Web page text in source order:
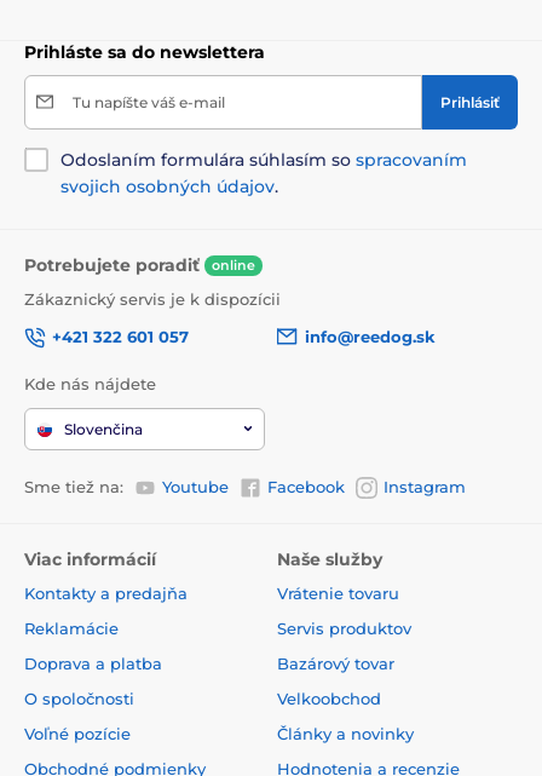
Prihláste sa do newslettera
Tu napíšte váš e-mail Prihlásiť
Odoslaním formulára súhlasím so spracovaním
svojich osobných údajov.
Potrebujete poradiť online
Zákaznický servis je k dispozícii
+421 322 601 057
info@reedog.sk
Kde nás nájdete
Slovenčina
Sme tiež na: Youtube Facebook Instagram
Viac informácií
Kontakty a predajňa
Reklamácie
Doprava a platba
O spoločnosti
Voľné pozície
Obchodné podmienky
Naše služby
Vrátenie tovaru
Servis produktov
Bazárový tovar
Velkoobchod
Články a novinky
Hodnotenia a recenzie